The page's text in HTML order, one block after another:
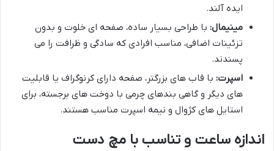
ایده آلند.
مینیمال: با طراحی بسیار ساده، صفحه ای خلوت و بدون
تزئینات اضافی، مناسب افرادی که سادگی و ظرافت را می
پسندند.
اسپرت: با قاب های بزرگتر، صفحه دارای کرنوگراف یا قابلیت
های دیگر و گاهی بندهای چرمی با دوخت های برجسته، برای
استایل های کژوال و نیمه اسپرت مناسب هستند.
اندازه ساعت و تناسب با مچ دست